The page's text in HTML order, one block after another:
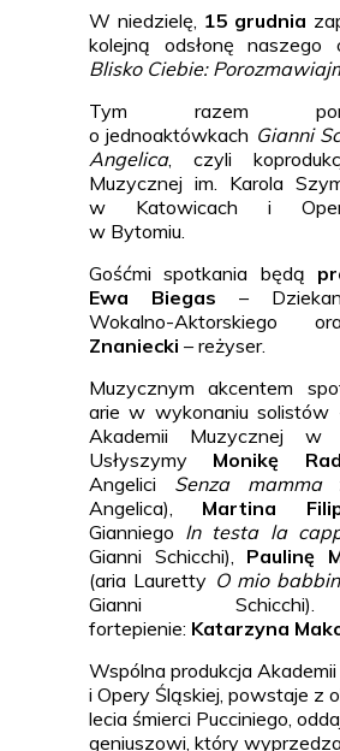
W niedzielę, 15 grudnia
kolejną odsłonę naszego
Blisko Ciebie:
Tym razem
o jednoaktówkach Gianni
Angelica, czyli
Muzycznej im. Karola
w Katowicach i
w Bytomiu.
Gośćmi spotkania będą
Ewa Biegas –
Wokalno-Aktorskiego
Znaniecki – reżyser.
Muzycznym akcentem
arie w wykonaniu
Akademii Muzycznej w
Usłyszymy Monikę
Angelici Senza mammaz
Angelica), Martina
Gianniego In testa la
Gianni Schicchi), Paulinę
(aria Lauretty O mio
Gianni
fortepienie: Katarzyna
Wspólna produkcja
i Opery Śląskiej, powstaje z
lecia śmierci Pucciniego,
geniuszowi, który